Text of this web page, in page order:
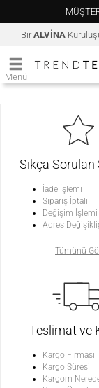
Bir ALVİNA
Menü
Sıkça
İade İşlemi
Sipariş İptali
Değişim İşlemi
Adres
Tümünü
Teslimat ve
Kargo Firması
Kargo Süresi
Kargom